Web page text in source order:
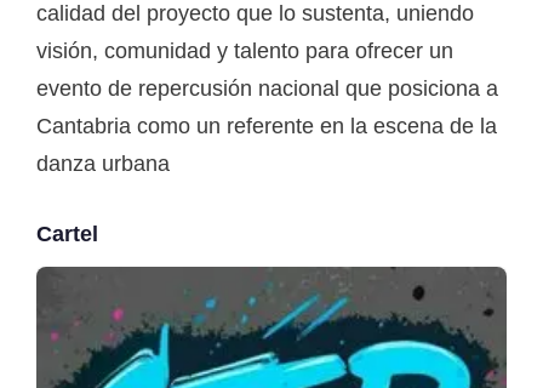
calidad del proyecto que lo sustenta, uniendo
visión, comunidad y talento para ofrecer un
evento de repercusión nacional que posiciona a
Cantabria como un referente en la escena de la
danza urbana
Cartel